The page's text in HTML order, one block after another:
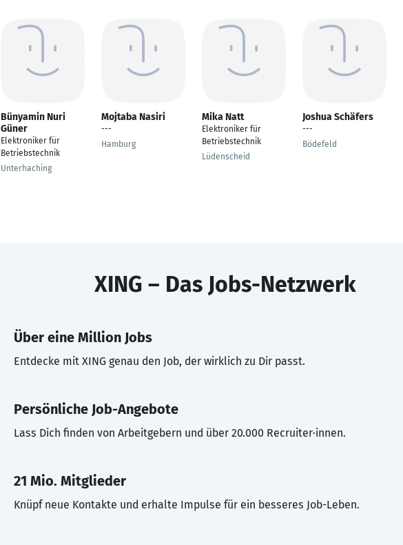
Bünyamin Nuri
Güner
Elektroniker für
Betriebstechnik
Unterhaching
Mojtaba Nasiri
---
Hamburg
Mika Natt
Elektroniker für
Betriebstechnik
Lüdenscheid
Joshua Schäfers
---
Bödefeld
XING – Das Jobs-Netzwerk
Über eine Million Jobs
Entdecke mit XING genau den Job, der wirklich zu Dir passt.
Persönliche Job-Angebote
Lass Dich finden von Arbeitgebern und über 20.000 Recruiter·innen.
21 Mio. Mitglieder
Knüpf neue Kontakte und erhalte Impulse für ein besseres Job-Leben.